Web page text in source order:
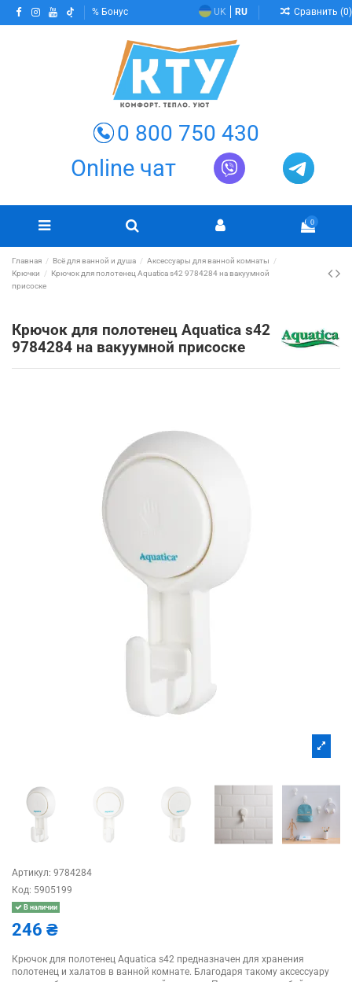
Бонус UK RU Сравнить (0)
0 800 750 430
Online чат
0
Главная Всё для ванной и душа
Аксессуары для ванной комнаты
Крючки
Крючок для полотенец Aquatica s42 9784284 на вакуумной
присоске
Крючок для полотенец Aquatica s42
9784284 на вакуумной присоске
Артикул: 9784284
Код: 5905199
В наличии
246 ₴
Крючок для полотенец Aquatica s42 предназначен для хранения
полотенец и халатов в ванной комнате. Благодаря такому аксессуару